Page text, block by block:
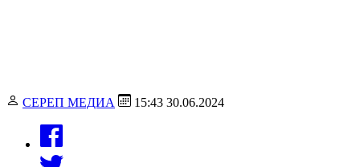
СЕРЕП МЕДИА 15:43 30.06.2024